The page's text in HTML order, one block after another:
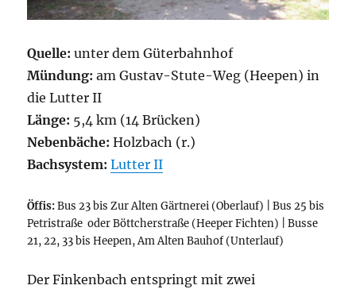
Quelle: unter dem Güterbahnhof
Mündung: am Gustav-Stute-Weg (Heepen) in
die Lutter II
Länge: 5,4 km (14 Brücken)
Nebenbäche:Holzbach (r.)
Bachsystem:Lutter II
Öffis:Bus 23 bis Zur Alten Gärtnerei (Oberlauf) | Bus 25 bis
Petristraße oder Böttcherstraße (Heeper Fichten) | Busse
21, 22, 33 bis Heepen, Am Alten Bauhof (Unterlauf)
Der Finkenbach entspringt mit zwei